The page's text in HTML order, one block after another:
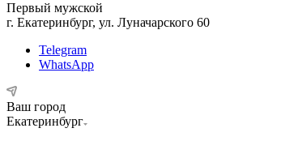
Первый мужской
г. Екатеринбург, ул. Луначарского 60
Telegram
WhatsApp
Ваш город
Екатеринбург